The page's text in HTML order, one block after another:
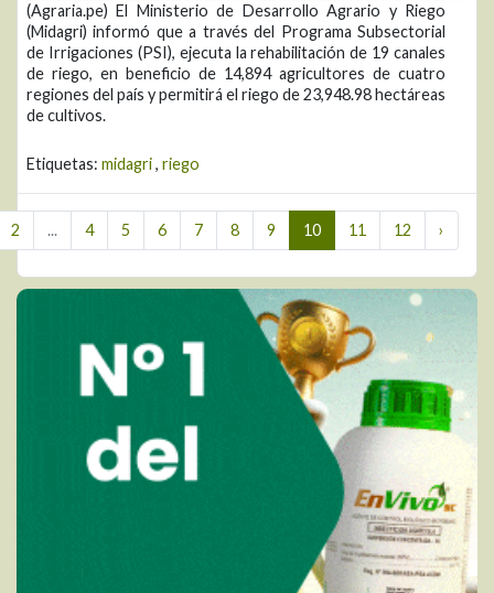
(Agraria.pe) El Ministerio de Desarrollo Agrario y Riego
(Midagri) informó que a través del Programa Subsectorial
de Irrigaciones (PSI), ejecuta la rehabilitación de 19 canales
de riego, en beneficio de 14,894 agricultores de cuatro
regiones del país y permitirá el riego de 23,948.98 hectáreas
de cultivos.
Etiquetas: midagri, riego
2 ... 4 5 6 7 8 9 10 11 12 ›